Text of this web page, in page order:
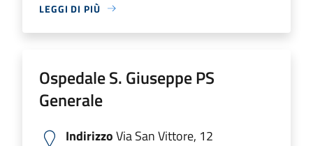
LEGGI DI PIÙ
Ospedale S. Giuseppe PS
Generale
IndirizzoVia San Vittore, 12